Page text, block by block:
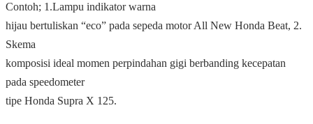
Contoh; 1.Lampu indikator warna
hijau bertuliskan “eco” pada sepeda motor All New Honda Beat, 2.
Skema
komposisi ideal momen perpindahan gigi berbanding kecepatan
pada speedometer
tipe Honda Supra X 125.